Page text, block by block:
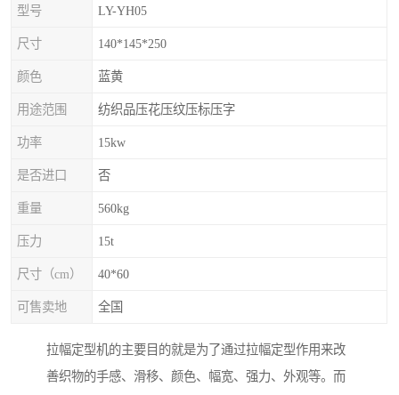
型号 LY-YH05
尺寸 140*145*250
颜色 蓝黄
用途范围 纺织品压花压纹压标压字
功率 15kw
是否进口 否
重量 560kg
压力 15t
尺寸（cm） 40*60
可售卖地 全国
拉幅定型机的主要目的就是为了通过拉幅定型作用来改
善织物的手感、滑移、颜色、幅宽、强力、外观等。而